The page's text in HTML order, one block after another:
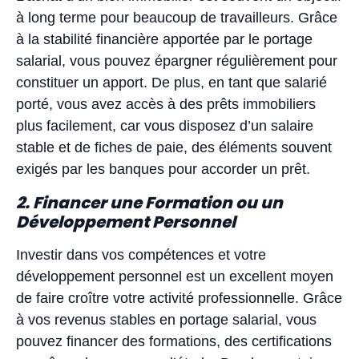
à long terme pour beaucoup de travailleurs. Grâce
à la stabilité financière apportée par le portage
salarial, vous pouvez épargner régulièrement pour
constituer un apport. De plus, en tant que salarié
porté, vous avez accès à des prêts immobiliers
plus facilement, car vous disposez d’un salaire
stable et de fiches de paie, des éléments souvent
exigés par les banques pour accorder un prêt.
2. Financer une Formation ou un
Développement Personnel
Investir dans vos compétences et votre
développement personnel est un excellent moyen
de faire croître votre activité professionnelle. Grâce
à vos revenus stables en portage salarial, vous
pouvez financer des formations, des certifications